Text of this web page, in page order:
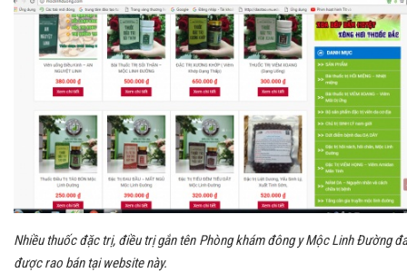
Nhiều thuốc đặc trị, điều trị gắn tên Phòng khám đông y Mộc Linh Đường
được rao bán tại website này.